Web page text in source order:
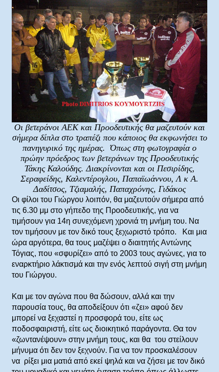
Οι βετεράνοι ΑΕΚ και Προοδευτικής θα μαζευτούν και
σήμερα δίπλα στο τραπέζι που κάποιος θα εκφωνήσει το
πανηγυρικό της ημέρας. Όπως στη φωτογραφία ο
πρώην πρόεδρος των βετεράνων της Προοδευτικής
Τάκης Καλούδης. Διακρίνονται και οι Πεσιρίδης,
Σεραφείδης, Καλεντέρογλου, Παπαϊωάννου, Λ κ Α.
Δαδίτσος, Τζιαμαλής, Παπαχρόνης, Γιδάκος
Οι φίλοι του Γιώργου λοιπόν, θα μαζευτούν σήμερα από
τις 6.30 μμ στο γήπεδο της Προοδευτικής, για να
τιμήσουν για 14η συνεχόμενη χρονιά τη μνήμη του. Nα
τον τιμήσουν με τον δικό τους ξεχωριστό τρόπο. Και μια
ώρα αργότερα, θα τους μαζέψει ο διαιτητής Αντώνης
Τόγιας, που «σφυρίζει» από το 2003 τους αγώνες, για το
εναρκτήριο λάκτισμά και την ενός λεπτού σιγή στη μνήμη
του Γιώργου.
Και με τον αγώνα που θα δώσουν, αλλά και την
παρουσία τους, θα αποδείξουν ότι «ζει» αφού δεν
μπορεί να ξεχαστεί η προσφορά του, είτε ως
ποδοσφαιριστή, είτε ως διοικητικό παράγοντα. Θα τον
«ζωντανέψουν» στην μνήμη τους, και θα του στείλουν
μήνυμα ότι δεν τον ξεχνούν. Για να τον προσκαλέσουν
να ρίξει μια ματιά από εκεί ψηλά και να ζήσει με τον δικό